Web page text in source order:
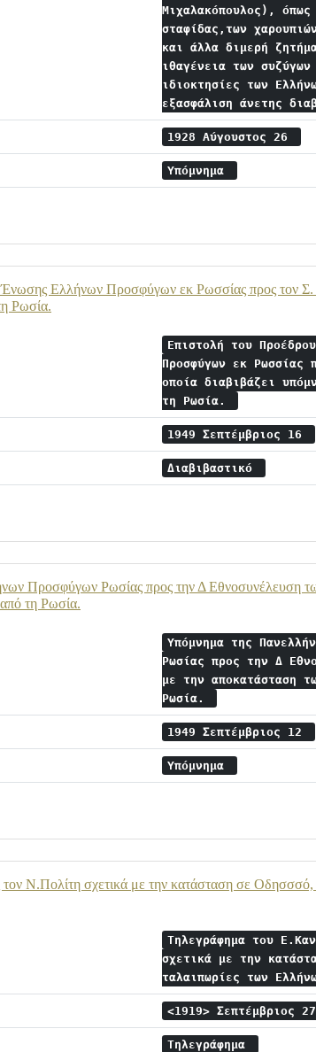
Μιχαλακόπουλος),
σταφίδας,των
και άλλα διμερή
ιθαγένεια των
ιδιοκτησίες των
εξασφάλιση άνετης
1928 Αύγουστος 26
Υπόμνημα
Ελλήνων Προσφύγων εκ Ρωσσίας προς τον Σ.
Ρωσία.
Επιστολή του
Προσφύγων εκ Ρωσσίας
οποία διαβιβάζει
τη Ρωσία.
1949 Σεπτέμβριος 16
Διαβιβαστικό
Προσφύγων Ρωσίας προς την Δ Εθνοσυνέλευση
τη Ρωσία.
Υπόμνημα της
Ρωσίας προς την Δ
με την αποκατάσταση
Ρωσία.
1949 Σεπτέμβριος 12
Υπόμνημα
Ν.Πολίτη σχετικά με την κατάσταση σε Οδησσσό,
Τηλεγράφημα του
σχετικά με την
ταλαιπωρίες των
<1919> Σεπτέμβριος 27
Τηλεγράφημα